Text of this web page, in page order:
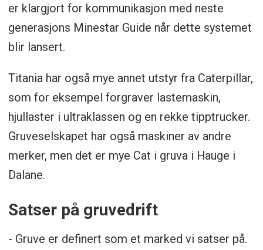
er klargjort for kommunikasjon med neste
generasjons Minestar Guide når dette systemet
blir lansert.
Titania har også mye annet utstyr fra Caterpillar,
som for eksempel forgraver lastemaskin,
hjullaster i ultraklassen og en rekke tipptrucker.
Gruveselskapet har også maskiner av andre
merker, men det er mye Cat i gruva i Hauge i
Dalane.
Satser på gruvedrift
- Gruve er definert som et marked vi satser på.